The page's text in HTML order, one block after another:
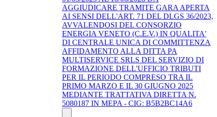
AGGIUDICARE TRAMITE GARA APERTA
AI SENSI DELL'ART. 71 DEL DLGS 36/2023,
AVVALENDOSI DEL CONSORZIO
ENERGIA VENETO (C.E.V.) IN QUALITA'
DI CENTRALE UNICA DI COMMITTENZA
AFFIDAMENTO ALLA DITTA PA
MULTISERVICE SRLS DEL SERVIZIO DI
FORMAZIONE DELL'UFFICIO TRIBUTI
PER IL PERIODO COMPRESO TRA IL
PRIMO MARZO E IL 30 GIUGNO 2025
MEDIANTE TRATTATIVA DIRETTA N.
5080187 IN MEPA - CIG: B5B2BC14A6